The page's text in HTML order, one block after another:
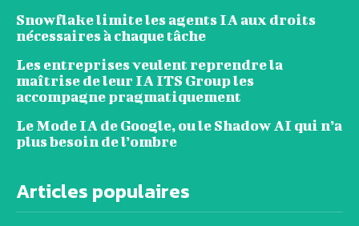
Snowflake limite les agents IA aux droits
nécessaires à chaque tâche
Les entreprises veulent reprendre la
maîtrise de leur IA ITS Group les
accompagne pragmatiquement
Le Mode IA de Google, ou le Shadow AI qui n’a
plus besoin de l’ombre
Articles populaires